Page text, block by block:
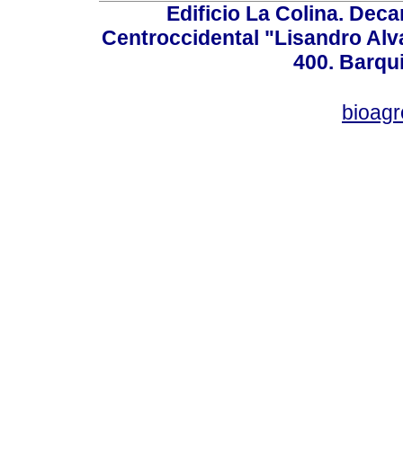
Edificio La Colina.
Centroccidental "Lisandro
400.